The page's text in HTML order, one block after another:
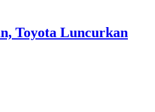
Toyota Luncurkan